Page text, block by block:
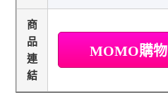
商
品
連
結
MOMO購物